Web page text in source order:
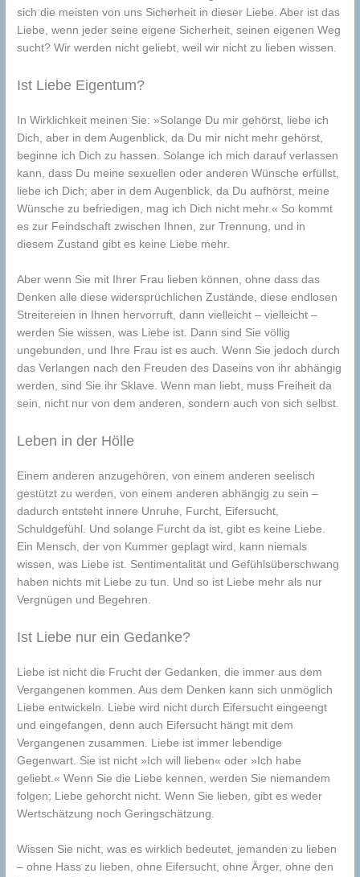
sich die meisten von uns Sicherheit in dieser Liebe. Aber ist das
Liebe, wenn jeder seine eigene Sicherheit, seinen eigenen Weg
sucht? Wir werden nicht geliebt, weil wir nicht zu lieben wissen.
Ist Liebe Eigentum?
In Wirklichkeit meinen Sie: »Solange Du mir gehörst, liebe ich
Dich, aber in dem Augenblick, da Du mir nicht mehr gehörst,
beginne ich Dich zu hassen. Solange ich mich darauf verlassen
kann, dass Du meine sexuellen oder anderen Wünsche erfüllst,
liebe ich Dich; aber in dem Augenblick, da Du aufhörst, meine
Wünsche zu befriedigen, mag ich Dich nicht mehr.« So kommt
es zur Feindschaft zwischen Ihnen, zur Trennung, und in
diesem Zustand gibt es keine Liebe mehr.
Aber wenn Sie mit Ihrer Frau lieben können, ohne dass das
Denken alle diese widersprüchlichen Zustände, diese endlosen
Streitereien in Ihnen hervorruft, dann vielleicht – vielleicht –
werden Sie wissen, was Liebe ist. Dann sind Sie völlig
ungebunden, und Ihre Frau ist es auch. Wenn Sie jedoch durch
das Verlangen nach den Freuden des Daseins von ihr abhängig
werden, sind Sie ihr Sklave. Wenn man liebt, muss Freiheit da
sein, nicht nur von dem anderen, sondern auch von sich selbst.
Leben in der Hölle
Einem anderen anzugehören, von einem anderen seelisch
gestützt zu werden, von einem anderen abhängig zu sein –
dadurch entsteht innere Unruhe, Furcht, Eifersucht,
Schuldgefühl. Und solange Furcht da ist, gibt es keine Liebe.
Ein Mensch, der von Kummer geplagt wird, kann niemals
wissen, was Liebe ist. Sentimentalität und Gefühlsüberschwang
haben nichts mit Liebe zu tun. Und so ist Liebe mehr als nur
Vergnügen und Begehren.
Ist Liebe nur ein Gedanke?
Liebe ist nicht die Frucht der Gedanken, die immer aus dem
Vergangenen kommen. Aus dem Denken kann sich unmöglich
Liebe entwickeln. Liebe wird nicht durch Eifersucht eingeengt
und eingefangen, denn auch Eifersucht hängt mit dem
Vergangenen zusammen. Liebe ist immer lebendige
Gegenwart. Sie ist nicht »Ich will lieben« oder »Ich habe
geliebt.« Wenn Sie die Liebe kennen, werden Sie niemandem
folgen; Liebe gehorcht nicht. Wenn Sie lieben, gibt es weder
Wertschätzung noch Geringschätzung.
Wissen Sie nicht, was es wirklich bedeutet, jemanden zu lieben
– ohne Hass zu lieben, ohne Eifersucht, ohne Ärger, ohne den